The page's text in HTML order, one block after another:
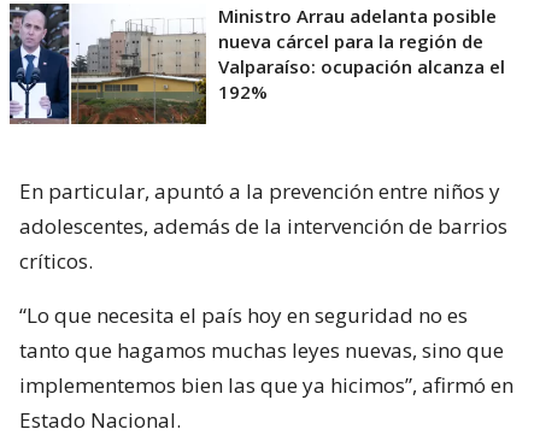
Ministro Arrau adelanta posible
nueva cárcel para la región de
Valparaíso: ocupación alcanza el
192%
En particular, apuntó a la prevención entre niños y
adolescentes, además de la intervención de barrios
críticos.
“Lo que necesita el país hoy en seguridad no es
tanto que hagamos muchas leyes nuevas, sino que
implementemos bien las que ya hicimos”, afirmó en
Estado Nacional.